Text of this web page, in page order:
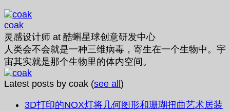
coak
灵感设计师 at 酷蝌星球创意研发中心
人类会不会就是一种三维病毒，寄生在一个生物中。宇
宙其实就是那个生物里的体内空间。
Latest posts by coak (see all)
3D打印的NOX灯将几何图形和珊瑚扭曲艺术居装